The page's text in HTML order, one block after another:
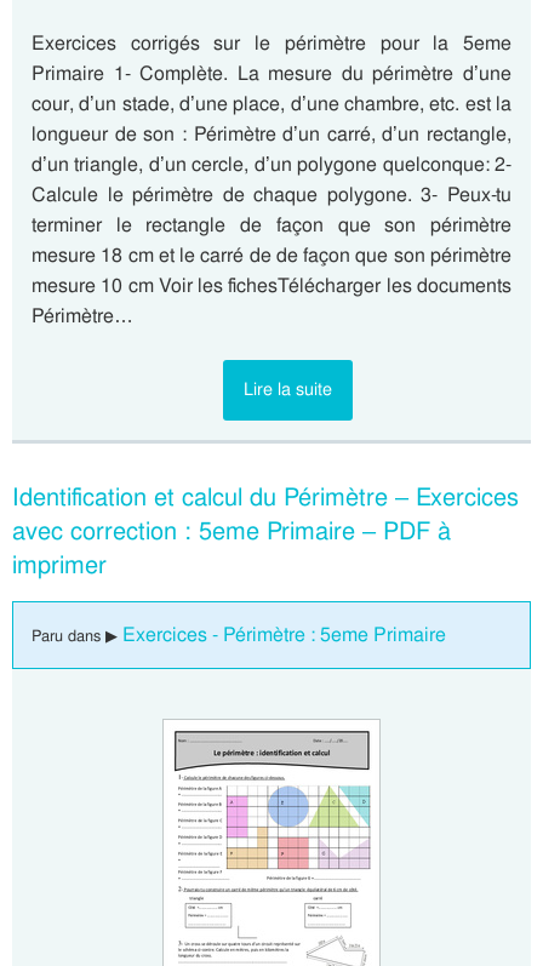
Exercices corrigés sur le périmètre pour la 5eme
Primaire 1- Complète. La mesure du périmètre d’une
cour, d’un stade, d’une place, d’une chambre, etc. est la
longueur de son : Périmètre d’un carré, d’un rectangle,
d’un triangle, d’un cercle, d’un polygone quelconque: 2-
Calcule le périmètre de chaque polygone. 3- Peux-tu
terminer le rectangle de façon que son périmètre
mesure 18 cm et le carré de de façon que son périmètre
mesure 10 cm Voir les fichesTélécharger les documents
Périmètre…
Lire la suite
Identification et calcul du Périmètre – Exercices
avec correction : 5eme Primaire – PDF à
imprimer
Paru dans ▶ Exercices - Périmètre : 5eme Primaire